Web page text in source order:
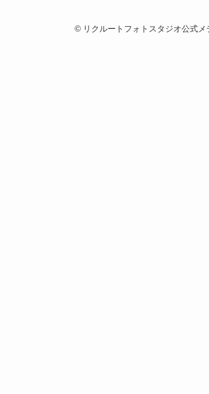
©リクルートフォトスタジオ公式メ